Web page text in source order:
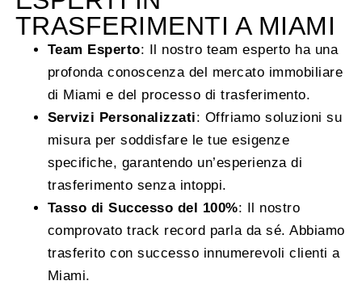
TRASFERIMENTI A MIAMI
Team Esperto: Il nostro team esperto ha una
profonda conoscenza del mercato immobiliare
di Miami e del processo di trasferimento.
Servizi Personalizzati: Offriamo soluzioni su
misura per soddisfare le tue esigenze
specifiche, garantendo un’esperienza di
trasferimento senza intoppi.
Tasso di Successo del 100%: Il nostro
comprovato track record parla da sé. Abbiamo
trasferito con successo innumerevoli clienti a
Miami.